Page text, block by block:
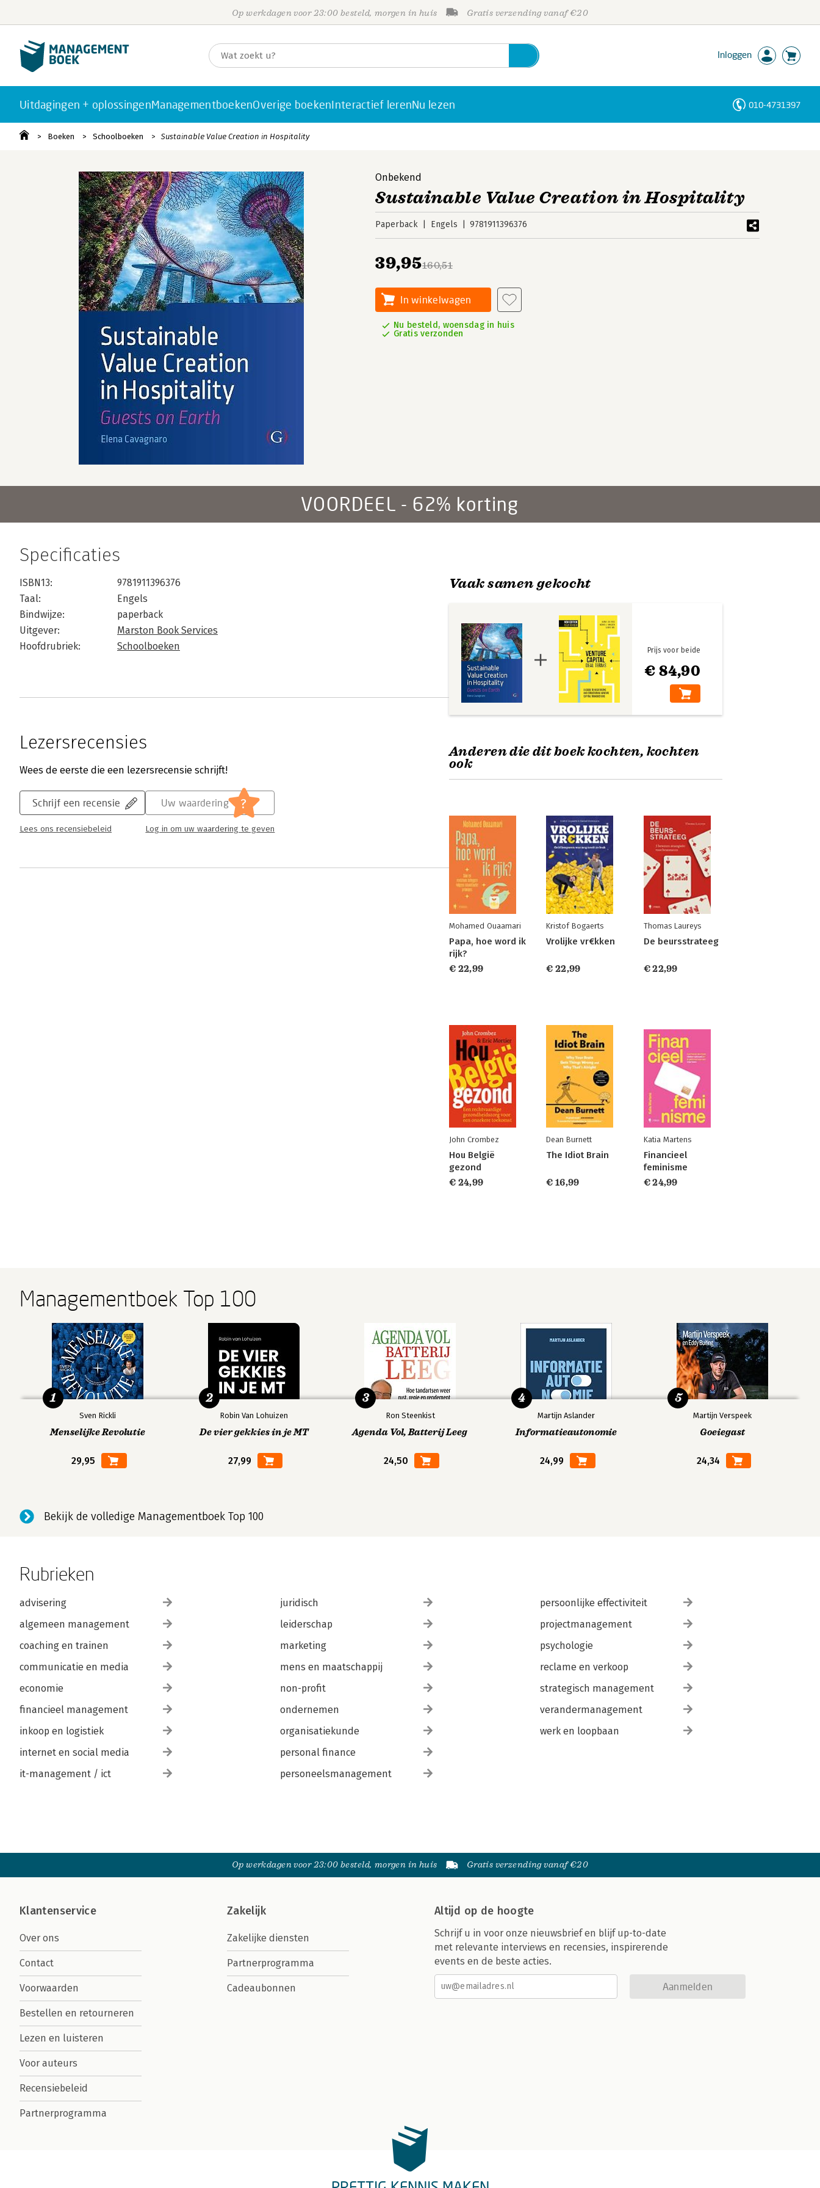
Op werkdagen voor 23:00 besteld, morgen in huis Gratis verzending vanaf €20
Inloggen
Uitdagingen + oplossingenManagementboekenOverige boekenInteractief lerenNu lezen 010-4731397
Boeken Schoolboeken Sustainable Value Creation in Hospitality
Onbekend
Sustainable Value Creation in Hospitality
Paperback Engels 9781911396376
160,51
39,95
In winkelwagen
Nu besteld, woensdag in huis
Gratis verzonden
VOORDEEL - 62% korting
Specificaties
ISBN13:
9781911396376
Taal:
Engels
Bindwijze:
paperback
Uitgever:
Marston Book Services
Hoofdrubriek:
Schoolboeken
Lezersrecensies
Wees de eerste die een lezersrecensie schrijft!
Schrijf een recensie
Lees ons recensiebeleid
Uw waardering ?
Log in om uw waardering te geven
Vaak samen gekocht
€ 84,90
Prijs voor beide
Anderen die dit boek kochten, kochten
ook
Mohamed Ouaamari
Papa, hoe word ik
rijk?
€ 22,99
Kristof Bogaerts
Vrolijke vr€kken
€ 22,99
Thomas Laureys
De beursstrateeg
€ 22,99
John Crombez
Hou België
gezond
€ 24,99
Dean Burnett
The Idiot Brain
€ 16,99
Katia Martens
Financieel
feminisme
€ 24,99
Managementboek Top 100
Sven Rickli
Menselijke Revolutie
29,95
1
Robin Van Lohuizen
De vier gekkies in je MT
27,99
2
Ron Steenkist
Agenda Vol, Batterij Leeg
24,50
3
Martijn Aslander
Informatieautonomie
24,99
4
Martijn Verspeek
Goeiegast
24,34
5
Bekijk de volledige Managementboek Top 100
Rubrieken
advisering
algemeen management
coaching en trainen
communicatie en media
economie
financieel management
inkoop en logistiek
internet en social media
it-management / ict
juridisch
leiderschap
marketing
mens en maatschappij
non-profit
ondernemen
organisatiekunde
personal finance
personeelsmanagement
persoonlijke effectiviteit
projectmanagement
psychologie
reclame en verkoop
strategisch management
verandermanagement
werk en loopbaan
Op werkdagen voor 23:00 besteld, morgen in huis Gratis verzending vanaf €20
Klantenservice
Over ons
Contact
Voorwaarden
Bestellen en retourneren
Lezen en luisteren
Voor auteurs
Recensiebeleid
Partnerprogramma
Zakelijk
Zakelijke diensten
Partnerprogramma
Cadeaubonnen
Altijd op de hoogte
Schrijf u in voor onze nieuwsbrief en blijf up-to-date
met relevante interviews en recensies, inspirerende
events en de beste acties.
Aanmelden
Personen